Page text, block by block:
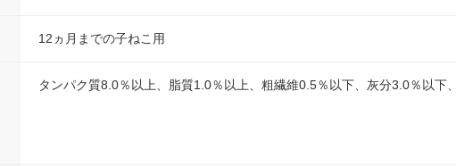
12ヵ月までの子ねこ用
タンパク質8.0％以上、脂質1.0％以上、粗繊維0.5％以下、灰分3.0％以下